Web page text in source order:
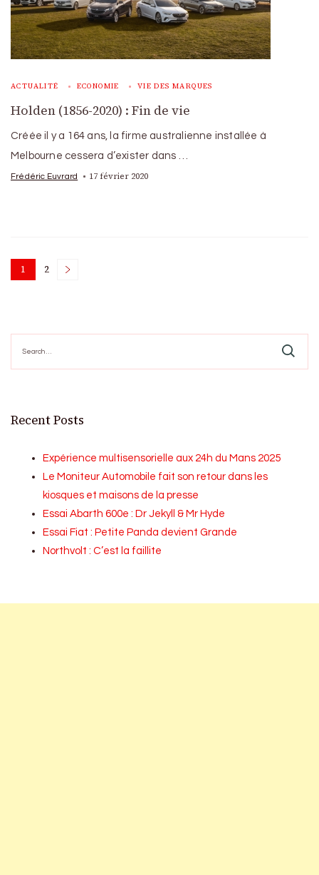
ACTUALITÉ ECONOMIE VIE DES MARQUES
Holden (1856-2020) : Fin de vie
Créée il y a 164 ans, la firme australienne installée à
Melbourne cessera d’exister dans …
Frédéric Euvrard 17 février 2020
Posts
Page
1 Page
2
for:
Recent Posts
Expérience multisensorielle aux 24h du Mans 2025
Le Moniteur Automobile fait son retour dans les
kiosques et maisons de la presse
Essai Abarth 600e : Dr Jekyll & Mr Hyde
Essai Fiat : Petite Panda devient Grande
Northvolt : C’est la faillite